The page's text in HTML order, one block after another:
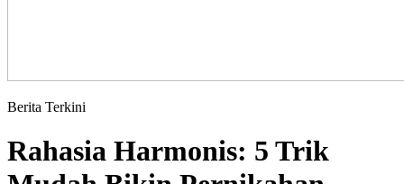
Berita Terkini
Rahasia Harmonis: 5 Trik